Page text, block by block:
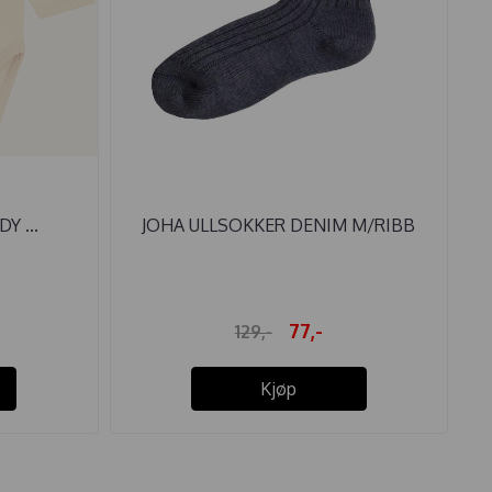
... JOHA ULLSOKKER DENIM M/RIBB
129,- 77,-
Kjøp